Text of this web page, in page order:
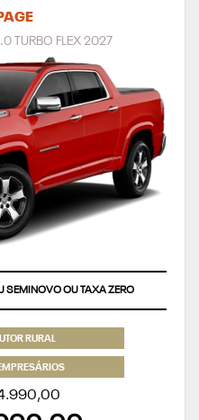
TURBO FLEX 2027
SEMINOVO OU TAXA ZERO
RURAL